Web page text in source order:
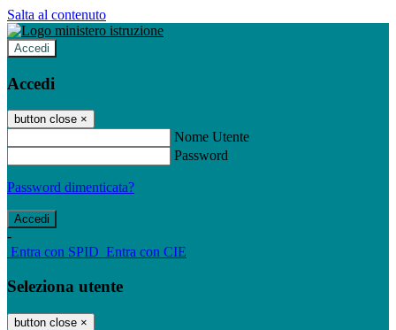
Salta al contenuto
Accedi
Accedi
button close ×
Nome Utente
Password
Password dimenticata?
-
Entra con SPID Entra con CIE
Seleziona utente
button close ×